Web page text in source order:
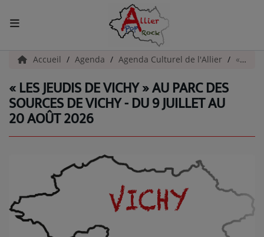
ACCUEIL
Actualités
INFOS - ALLIER
INFOS POP ROCK
La Radio
EMISSIONS
Accueil Agenda Agenda Culturel de l'Allier « Les Jeudis de Vichy » au Parc des Sources de Vichy - du 9 juillet au 20 Août 2026
« LES JEUDIS DE VICHY » AU PARC DES
SOURCES DE VICHY - DU 9 JUILLET AU
20 AOÛT 2026